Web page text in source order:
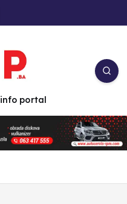
portal